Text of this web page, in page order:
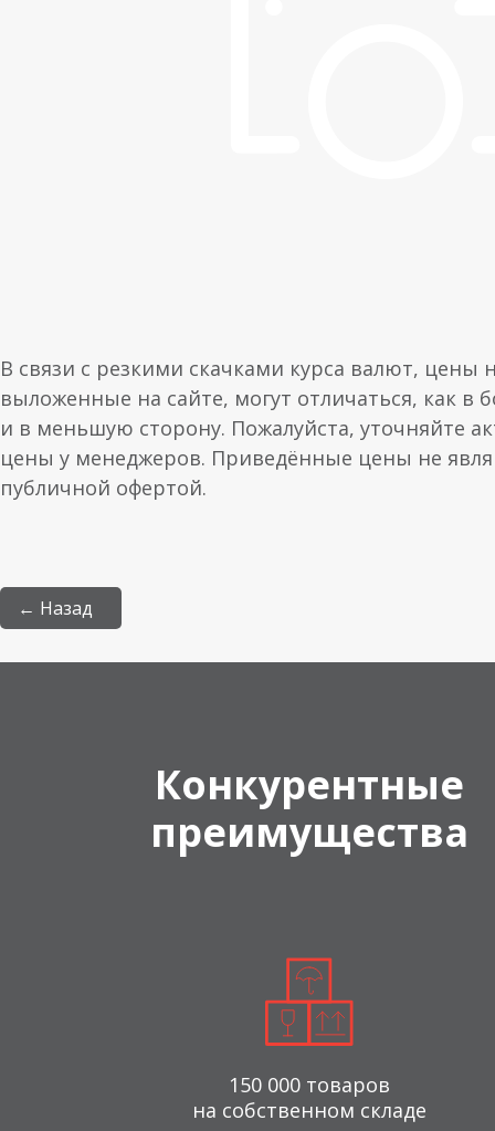
В связи с резкими скачками курса валют, цены
выложенные на сайте, могут отличаться, как в
и в меньшую сторону. Пожалуйста, уточняйте
цены у менеджеров. Приведённые цены не
публичной офертой.
← Назад
Конкурентные
преимущества
150 000 товаров
на собственном складе